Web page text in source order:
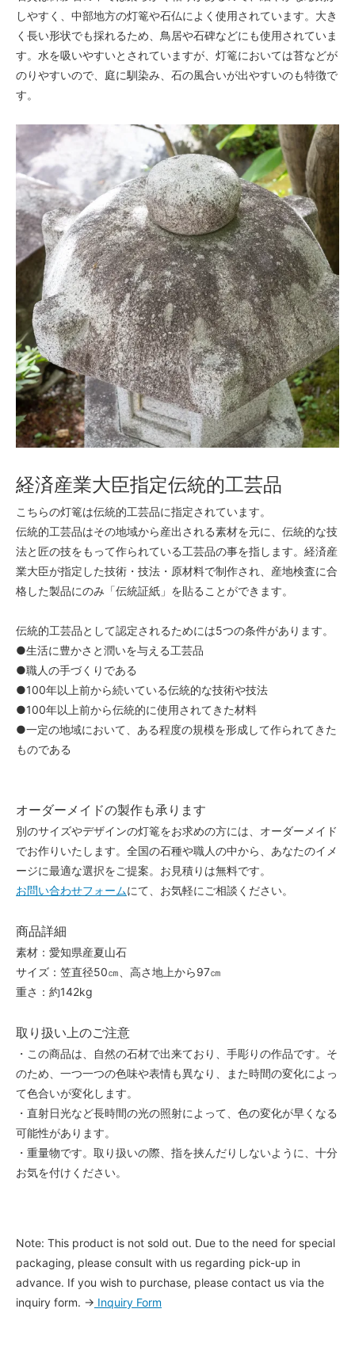
しやすく、中部地方の灯篭や石仏によく使用されています。大き
く長い形状でも採れるため、鳥居や石碑などにも使用されていま
す。水を吸いやすいとされていますが、灯篭においては苔などが
のりやすいので、庭に馴染み、石の風合いが出やすいのも特徴で
す。
経済産業大臣指定伝統的工芸品
こちらの灯篭は伝統的工芸品に指定されています。
伝統的工芸品はその地域から産出される素材を元に、伝統的な技
法と匠の技をもって作られている工芸品の事を指します。経済産
業大臣が指定した技術・技法・原材料で制作され、産地検査に合
格した製品にのみ「伝統証紙」を貼ることができます。
伝統的工芸品として認定されるためには5つの条件があります。
●生活に豊かさと潤いを与える工芸品
●職人の手づくりである
●100年以上前から続いている伝統的な技術や技法
●100年以上前から伝統的に使用されてきた材料
●一定の地域において、ある程度の規模を形成して作られてきた
ものである
オーダーメイドの製作も承ります
別のサイズやデザインの灯篭をお求めの方には、オーダーメイド
でお作りいたします。全国の石種や職人の中から、あなたのイメ
ージに最適な選択をご提案。お見積りは無料です。
お問い合わせフォームにて、お気軽にご相談ください。
商品詳細
素材：愛知県産夏山石
サイズ：笠直径50㎝、高さ地上から97㎝
重さ：約142kg
取り扱い上のご注意
・この商品は、自然の石材で出来ており、手彫りの作品です。そ
のため、一つ一つの色味や表情も異なり、また時間の変化によっ
て色合いが変化します。
・直射日光など長時間の光の照射によって、色の変化が早くなる
可能性があります。
・重量物です。取り扱いの際、指を挟んだりしないように、十分
お気を付けください。
Note: This product is not sold out. Due to the need for special
packaging, please consult with us regarding pick-up in
advance. If you wish to purchase, please contact us via the
inquiry form. → Inquiry Form